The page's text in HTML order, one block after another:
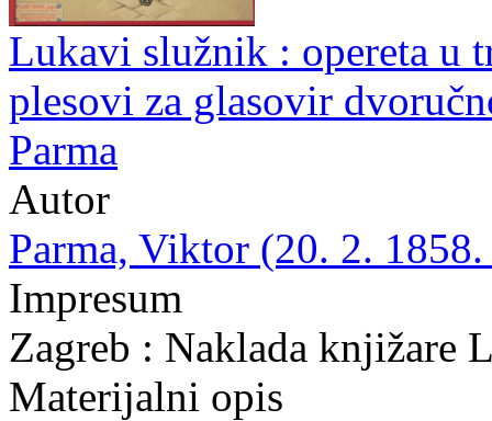
Lukavi služnik : opereta u
plesovi za glasovir
Parma
Autor
Parma, Viktor (20. 2.
Impresum
Zagreb : Naklada knjižare
Materijalni opis